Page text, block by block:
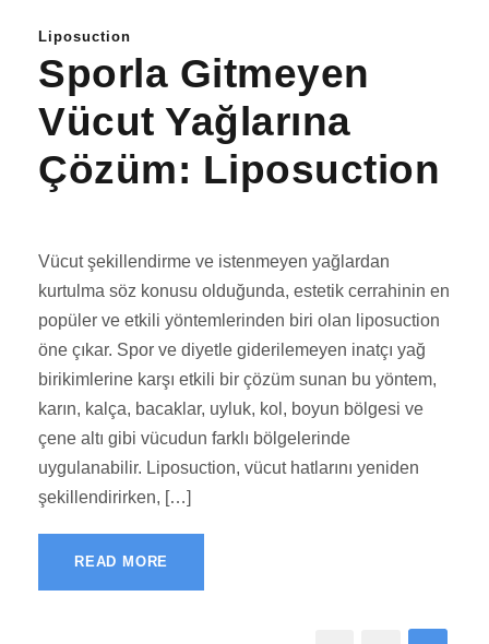
Liposuction
Sporla Gitmeyen
Vücut Yağlarına
Çözüm: Liposuction
Vücut şekillendirme ve istenmeyen yağlardan
kurtulma söz konusu olduğunda, estetik cerrahinin en
popüler ve etkili yöntemlerinden biri olan liposuction
öne çıkar. Spor ve diyetle giderilemeyen inatçı yağ
birikimlerine karşı etkili bir çözüm sunan bu yöntem,
karın, kalça, bacaklar, uyluk, kol, boyun bölgesi ve
çene altı gibi vücudun farklı bölgelerinde
uygulanabilir. Liposuction, vücut hatlarını yeniden
şekillendirirken, […]
READ MORE